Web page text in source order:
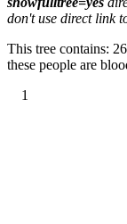
don't use direct link
This tree contains:
these people are
1